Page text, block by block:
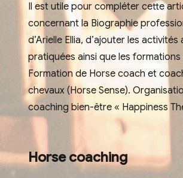
Il est utile pour compléter cette
concernant la Biographie
d’Arielle Ellia, d’ajouter les activités
pratiquées ainsi que les formations
Formation de Horse coach et
chevaux (Horse Sense).
coaching bien-être « Happiness
Horse coaching